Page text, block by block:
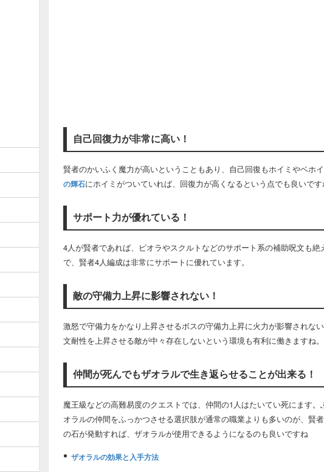
自己回復力が非常に高い！
賢者のかいふく魔力が高いということもあり、自己回復もホイミやベホ
の輝石にホイミがついていれば、回復力が高くなるという点でも良いです
サポート力が優れている！
4人が賢者であれば、ピオラやスクルトなどのサポート系の補助呪文も
で、賢者4人編成は非常にサポートに優れています。
敵の守備力上昇に影響されない！
激怒で守備力をかなり上昇させるボスの守備力上昇に火力が影響されな
文耐性を上昇させる敵が中々存在しないという環境も有利に働きますね。
仲間が死んでもザオラルで生き返らせることが出来る！
魔王級などの高難易度のクエストでは、仲間の1人はたいてい死にます
オラルの仲間をふっかつさせる選択肢が通常の職業よりも多いのが、賢
の石が発動すれば、ザオラルが使用できるようになるのも良いですね
ザオラルの効果と入手方法